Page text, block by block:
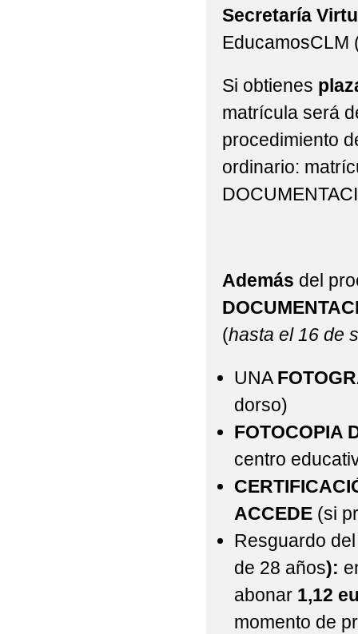
Secretaría
EducamosCLM
Si obtienes
matrícula será
procedimiento
ordinario:
Además del
(hasta el 16 de
UNA
dorso)
FOTOCOPIA
centro
ACCEDE (si
Resguardo
de 28 años):
abonar 1,12
momento de